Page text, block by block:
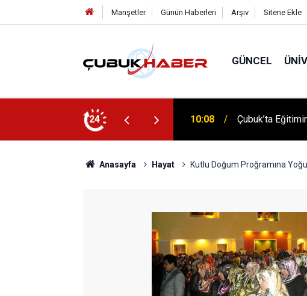
Manşetler Günün Haberleri Arşiv Sitene Ekle
GÜNCEL
24 12:06 ÇUBUK’TA
Anasayfa Hayat Kutlu Doğum Proğramına